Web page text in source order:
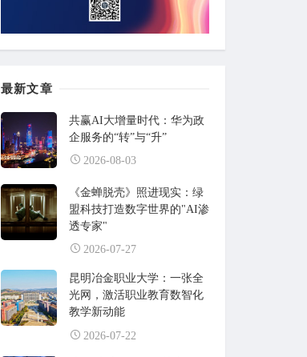
最新文章
共赢AI大增量时代：华为政
企服务的“转”与“升”
2026-08-03
《金蝉脱壳》照进现实：绿
盟科技打造数字世界的"AI渗
透专家"
2026-07-27
昆明冶金职业大学：一张全
光网，激活职业教育数智化
教学新动能
2026-07-22